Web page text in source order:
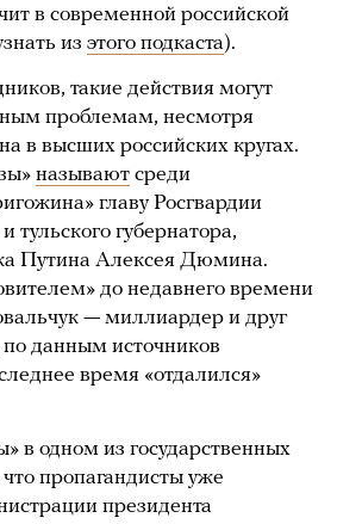
в современной российской
из этого подкаста).
такие действия могут
проблемам, несмотря
в высших российских кругах.
называют среди
главу Росгвардии
тульского губернатора,
Путина Алексея Дюмина.
до недавнего времени
— миллиардер и друг
данным источников
время «отдалился»
в одном из государственных
пропагандисты уже
президента